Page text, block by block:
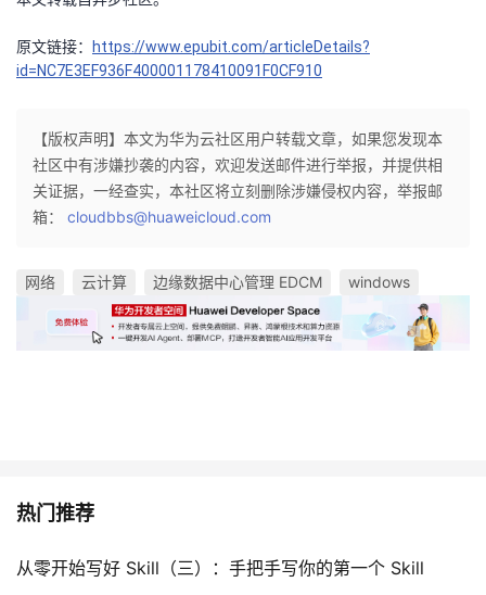
原文链接：
https://www.epubit.com/articleDetails?
id=NC7E3EF936F400001178410091F0CF910
【版权声明】本文为华为云社区用户转载文章，如果您发现本
社区中有涉嫌抄袭的内容，欢迎发送邮件进行举报，并提供相
关证据，一经查实，本社区将立刻删除涉嫌侵权内容，举报邮
箱： cloudbbs@huaweicloud.com
网络 云计算 边缘数据中心管理 EDCM windows
热门推荐
从零开始写好 Skill（三）：手把手写你的第一个 Skill